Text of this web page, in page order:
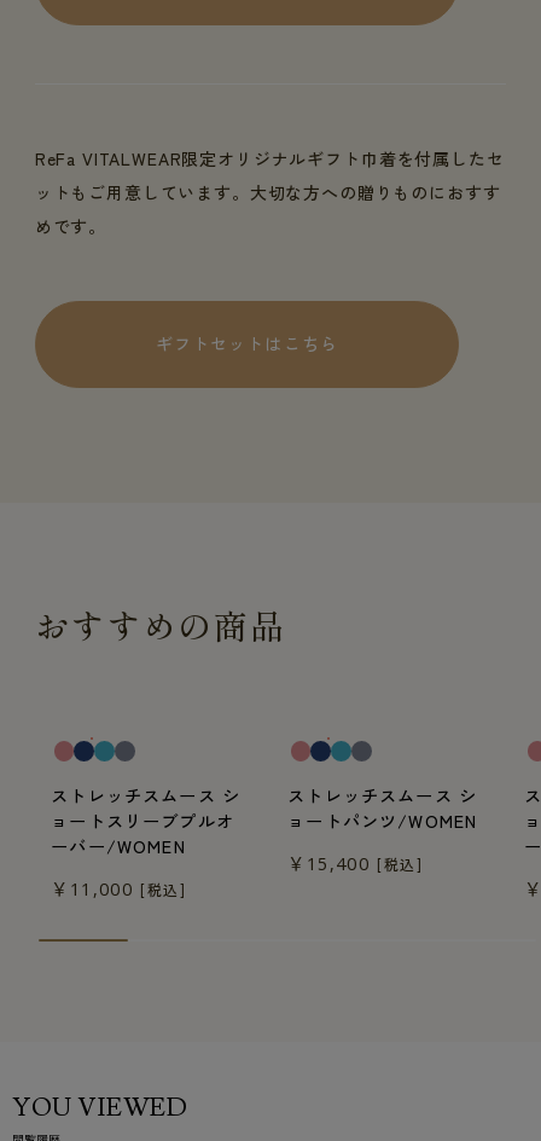
ReFa VITALWEAR限定オリジナルギフト巾着を付属したセ
ットもご用意しています。大切な方への贈りものにおすす
めです。
ギフトセットはこちら
おすすめの商品
ストレッチスムース シ
ョートスリーブプルオ
ーバー/WOMEN
￥11,000 [税込]
ストレッチスムース シ
ョートパンツ/WOMEN
￥15,400 [税込]
YOU VIEWED